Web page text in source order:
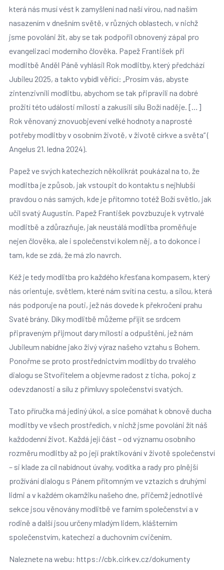
která nás musí vést k zamyšlení nad naší vírou, nad naším
nasazením v dnešním světě, v různých oblastech, v nichž
jsme povoláni žít, aby se tak podpořil obnovený zápal pro
evangelizaci moderního člověka. Papež František při
modlitbě Anděl Páně vyhlásil Rok modlitby, který předchází
Jubileu 2025, a takto vybídl věřící: „Prosím vás, abyste
zintenzivnili modlitbu, abychom se tak připravili na dobré
prožití této události milosti a zakusili sílu Boží naděje. […]
Rok věnovaný znovuobjevení velké hodnoty a naprosté
potřeby modlitby v osobním životě, v životě církve a světa“ (
Angelus 21. ledna 2024).
Papež ve svých katechezích několikrát poukázal na to, že
modlitba je způsob, jak vstoupit do kontaktu s nejhlubší
pravdou o nás samých, kde je přítomno totéž Boží světlo, jak
učil svatý Augustin. Papež František povzbuzuje k vytrvalé
modlitbě a zdůrazňuje, jak neustálá modlitba proměňuje
nejen člověka, ale i společenství kolem něj, a to dokonce i
tam, kde se zdá, že má zlo navrch.
Kéž je tedy modlitba pro každého křesťana kompasem, který
nás orientuje, světlem, které nám svítí na cestu, a silou, která
nás podporuje na pouti, jež nás dovede k překročení prahu
Svaté brány. Díky modlitbě můžeme přijít se srdcem
připraveným přijmout dary milosti a odpuštění, jež nám
Jubileum nabídne jako živý výraz našeho vztahu s Bohem.
Ponořme se proto prostřednictvím modlitby do trvalého
dialogu se Stvořitelem a objevme radost z ticha, pokoj z
odevzdanosti a sílu z přímluvy společenství svatých.
Tato příručka má jediný úkol, a sice pomáhat k obnově ducha
modlitby ve všech prostředích, v nichž jsme povoláni žít náš
každodenní život. Každá její část – od významu osobního
rozměru modlitby až po její praktikování v životě společenství
– si klade za cíl nabídnout úvahy, vodítka a rady pro plnější
prožívání dialogu s Pánem přítomným ve vztazích s druhými
lidmi a v každém okamžiku našeho dne, přičemž jednotlivé
sekce jsou věnovány modlitbě ve farním společenství a v
rodině a další jsou určeny mladým lidem, klášterním
společenstvím, katechezi a duchovním cvičením.
Naleznete na webu: https://cbk.cirkev.cz/dokumenty